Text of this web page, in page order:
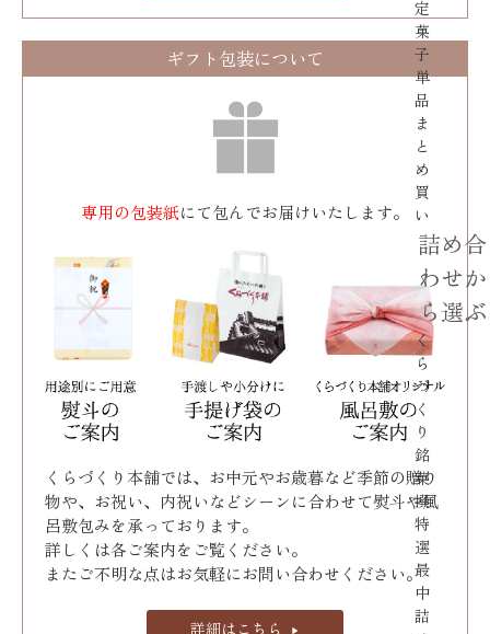
定
菓
子
単
品
ま
と
め
買
い
詰め合
わせか
ら選ぶ
く
ら
づ
く
り
銘
菓
撰
特
選
最
中
詰
ギフト包装について
専用の包装紙にて包んでお届けいたします。
くらづくり本舗では、お中元やお歳暮など季節の贈り
物や、お祝い、内祝いなどシーンに合わせて熨斗や風
呂敷包みを承っております｡
詳しくは各ご案内をご覧ください。
またご不明な点はお気軽にお問い合わせください。
詳細はこちら